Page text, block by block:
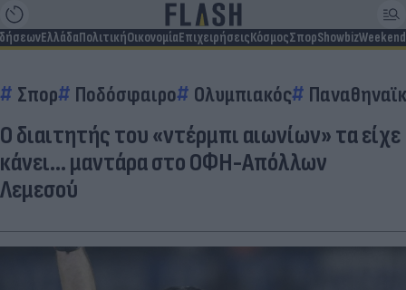
ΕλλάδαΠολιτικήΟικονομίαΕπιχειρήσειςΚόσμοςΣπορShowbizWeekend
Σπορ Ποδόσφαιρο Ολυμπιακός
Ο διαιτητής του «ντέρμπι αιωνίων» τα είχε
κάνει… μαντάρα στο ΟΦΗ-Απόλλων
Λεμεσού